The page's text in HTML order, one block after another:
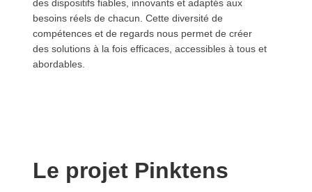
des dispositifs fiables, innovants et adaptés aux
besoins réels de chacun. Cette diversité de
compétences et de regards nous permet de créer
des solutions à la fois efficaces, accessibles à tous et
abordables.
Le projet Pinktens